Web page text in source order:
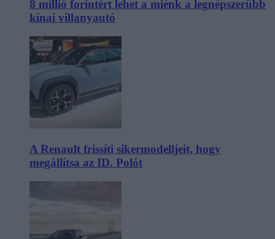
8 millió forintért lehet a miénk a legnépszerűbb
kínai villanyautó
A Renault frissíti sikermodelljeit, hogy
megállítsa az ID. Polót